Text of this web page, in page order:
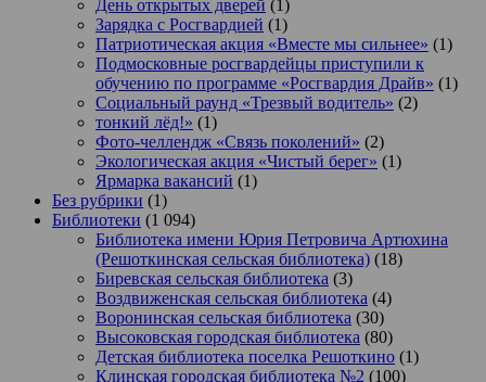
День открытых дверей (1)
Зарядка с Росгвардией (1)
Патриотическая акция «Вместе мы сильнее» (1)
Подмосковные росгвардейцы приступили к
обучению по программе «Росгвардия Драйв» (1)
Социальный раунд «Трезвый водитель» (2)
тонкий лёд!» (1)
Фото-челлендж «Связь поколений» (2)
Экологическая акция «Чистый берег» (1)
Ярмарка вакансий (1)
Без рубрики (1)
Библиотеки (1 094)
Библиотека имени Юрия Петровича Артюхина
(Решоткинская сельская библиотека) (18)
Биревская сельская библиотека (3)
Воздвиженская сельская библиотека (4)
Воронинская сельская библиотека (30)
Высоковская городская библиотека (80)
Детская библиотека поселка Решоткино (1)
Клинская городская библиотека №2 (100)